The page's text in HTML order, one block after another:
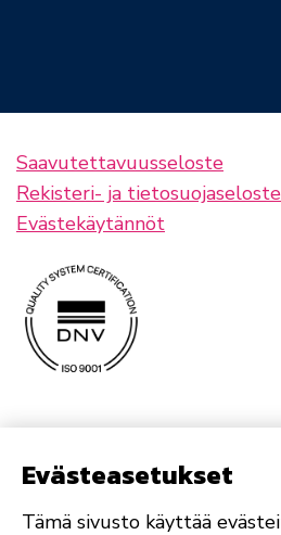
Saavutettavuusseloste
Rekisteri- ja
Evästekäytännöt
Evästeasetukset
Tämä sivusto käyttää